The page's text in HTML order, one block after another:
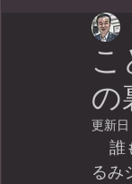
更新日
るみ